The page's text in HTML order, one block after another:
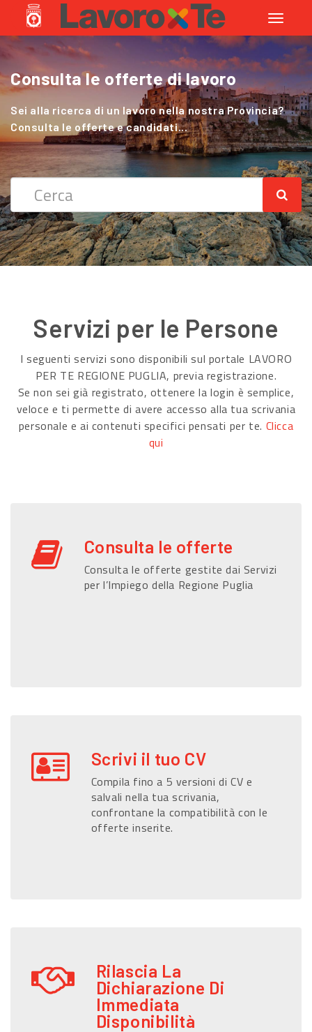
Toggle
Consulta le offerte di lavoro
Sei alla ricerca di un lavoro nella nostra Provincia?
Consulta le offerte e candidati...
Cerchi Lavoro nel Settore Agricolo
?
Sei alla ricerca di un lavoro nella nostra Provincia?
Consulta le offerte e candidati...
Servizi per le Persone
I seguenti servizi sono disponibili sul portale LAVORO
PER TE REGIONE PUGLIA, previa registrazione.
Se non sei già registrato, ottenere la login è semplice,
veloce e ti permette di avere accesso alla tua scrivania
personale e ai contenuti specifici pensati per te. Clicca
qui
Consulta le offerte
Consulta le offerte gestite dai Servizi
per l’Impiego della Regione Puglia
Scrivi il tuo CV
Compila fino a 5 versioni di CV e
salvali nella tua scrivania,
confrontane la compatibilità con le
offerte inserite.
Rilascia La
Dichiarazione Di
Immediata
Disponibilità